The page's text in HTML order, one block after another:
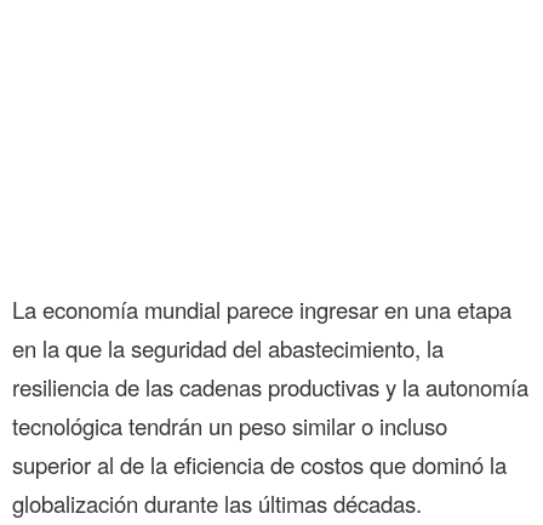
La economía mundial parece ingresar en una etapa
en la que la seguridad del abastecimiento, la
resiliencia de las cadenas productivas y la autonomía
tecnológica tendrán un peso similar o incluso
superior al de la eficiencia de costos que dominó la
globalización durante las últimas décadas.